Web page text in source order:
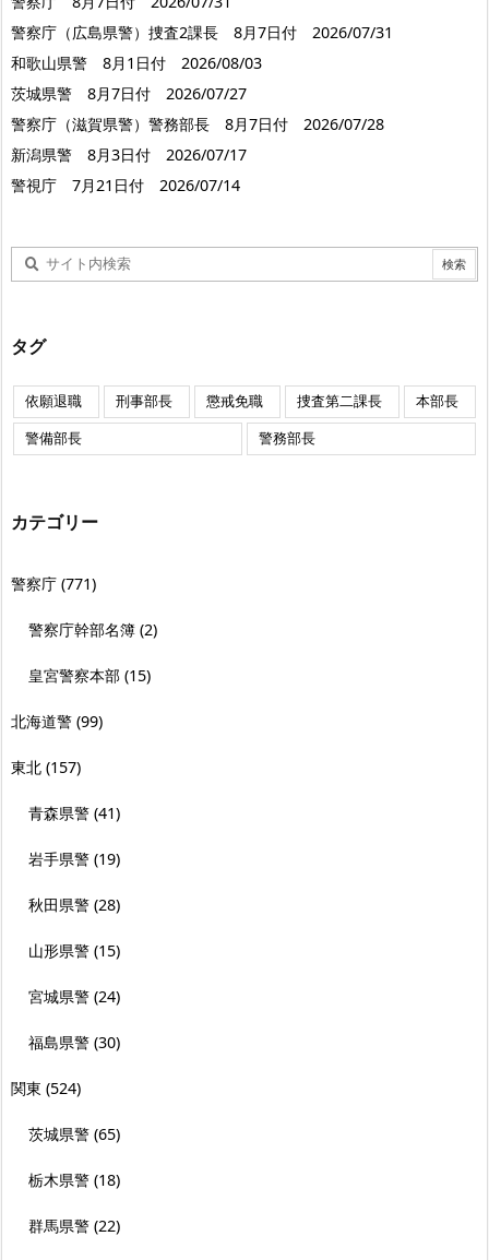
警察庁（広島県警）捜査2課長 8月7日付 2026/07/31
和歌山県警 8月1日付 2026/08/03
茨城県警 8月7日付 2026/07/27
警察庁（滋賀県警）警務部長 8月7日付 2026/07/28
新潟県警 8月3日付 2026/07/17
警視庁 7月21日付 2026/07/14
タグ
依願退職 刑事部長 懲戒免職 捜査第二課長
本部長
警備部長
警務部長
カテゴリー
警察庁 (771)
警察庁幹部名簿 (2)
皇宮警察本部 (15)
北海道警 (99)
東北 (157)
青森県警 (41)
岩手県警 (19)
秋田県警 (28)
山形県警 (15)
宮城県警 (24)
福島県警 (30)
関東 (524)
茨城県警 (65)
栃木県警 (18)
群馬県警 (22)